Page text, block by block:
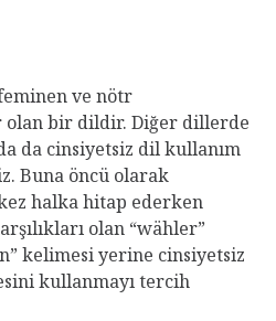
ve nötr
olan bir dildir. Diğer dillerde
da cinsiyetsiz dil kullanım
Buna öncü olarak
halka hitap ederken
olan “wähler”
kelimesi yerine cinsiyetsiz
kullanmayı tercih